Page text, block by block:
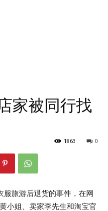
家被同行找
0
1863
服旅游后退货的事件，在网
小姐、卖家李先生和淘宝官